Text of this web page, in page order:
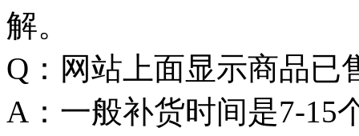
解。
Q：网站上面显示商品已
A：一般补货时间是7-15